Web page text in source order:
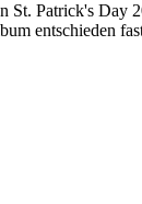
Patrick's
entschieden